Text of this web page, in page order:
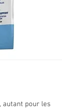
autant pour les